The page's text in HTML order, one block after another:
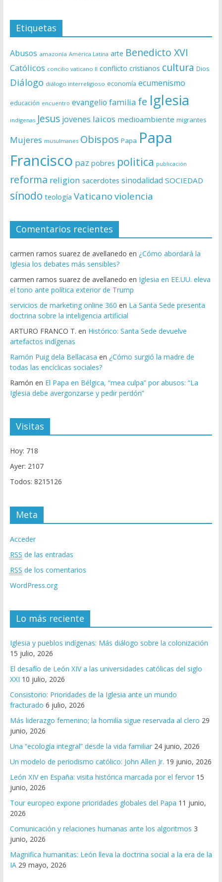
Etiquetas
Abusos amazonía América Latina arte Benedicto XVI
Católicos concilio vaticano II conflicto cristianos cultura Dios
Diálogo diálogo interreligioso economía ecumenismo
educación encuentro evangelio familia fe Iglesia
indígenas Jesus jovenes laicos medioambiente migrantes
Mujeres musulmanes Obispos Papa Papa
Francisco paz pobres politica publicación
reforma religion sacerdotes sinodalidad SOCIEDAD
sínodo teología Vaticano violencia
Comentarios recientes
carmen ramos suarez de avellanedo en ¿Cómo abordará la
Iglesia los debates más sensibles?
carmen ramos suarez de avellanedo en Iglesia en EE.UU. eleva
el tono ante política exterior de Trump
servicios de marketing online 360 en La Santa Sede presenta
doctrina sobre la inteligencia artificial
ARTURO FRANCO T. en Histórico: Santa Sede devuelve
artefactos indígenas
Ramón Puig dela Bellacasa en ¿Cómo surgió la madre de
todas las encíclicas sociales?
Ramón en El Papa en Bélgica, “mea culpa” por abusos: “La
Iglesia debe avergonzarse y pedir perdón”
Visitas
Hoy: 718
Ayer: 2107
Todos: 8215126
Meta
Acceder
RSS de las entradas
RSS de los comentarios
WordPress.org
Lo más reciente
Iglesia y pueblos indígenas: Más diálogo sobre la colonización
15 julio, 2026
El desafío de León XIV a las universidades católicas del siglo
XXI 10 julio, 2026
Consistorio: Prioridades de la Iglesia ante un mundo
fracturado 6 julio, 2026
Más liderazgo femenino; la homilía sigue reservada al clero 29
junio, 2026
Una “ecología integral” desde la vida familiar 24 junio, 2026
Un modelo de periodismo católico: John Allen Jr. 19 junio, 2026
León XIV en España: visita histórica marcada por el fervor 15
junio, 2026
Tour europeo expone prioridades globales del Papa 11 junio,
2026
Comunicación y relaciones humanas ante los algoritmos 3
junio, 2026
Magnifica humanitas: León lleva la doctrina social a la era de la
IA 29 mayo, 2026